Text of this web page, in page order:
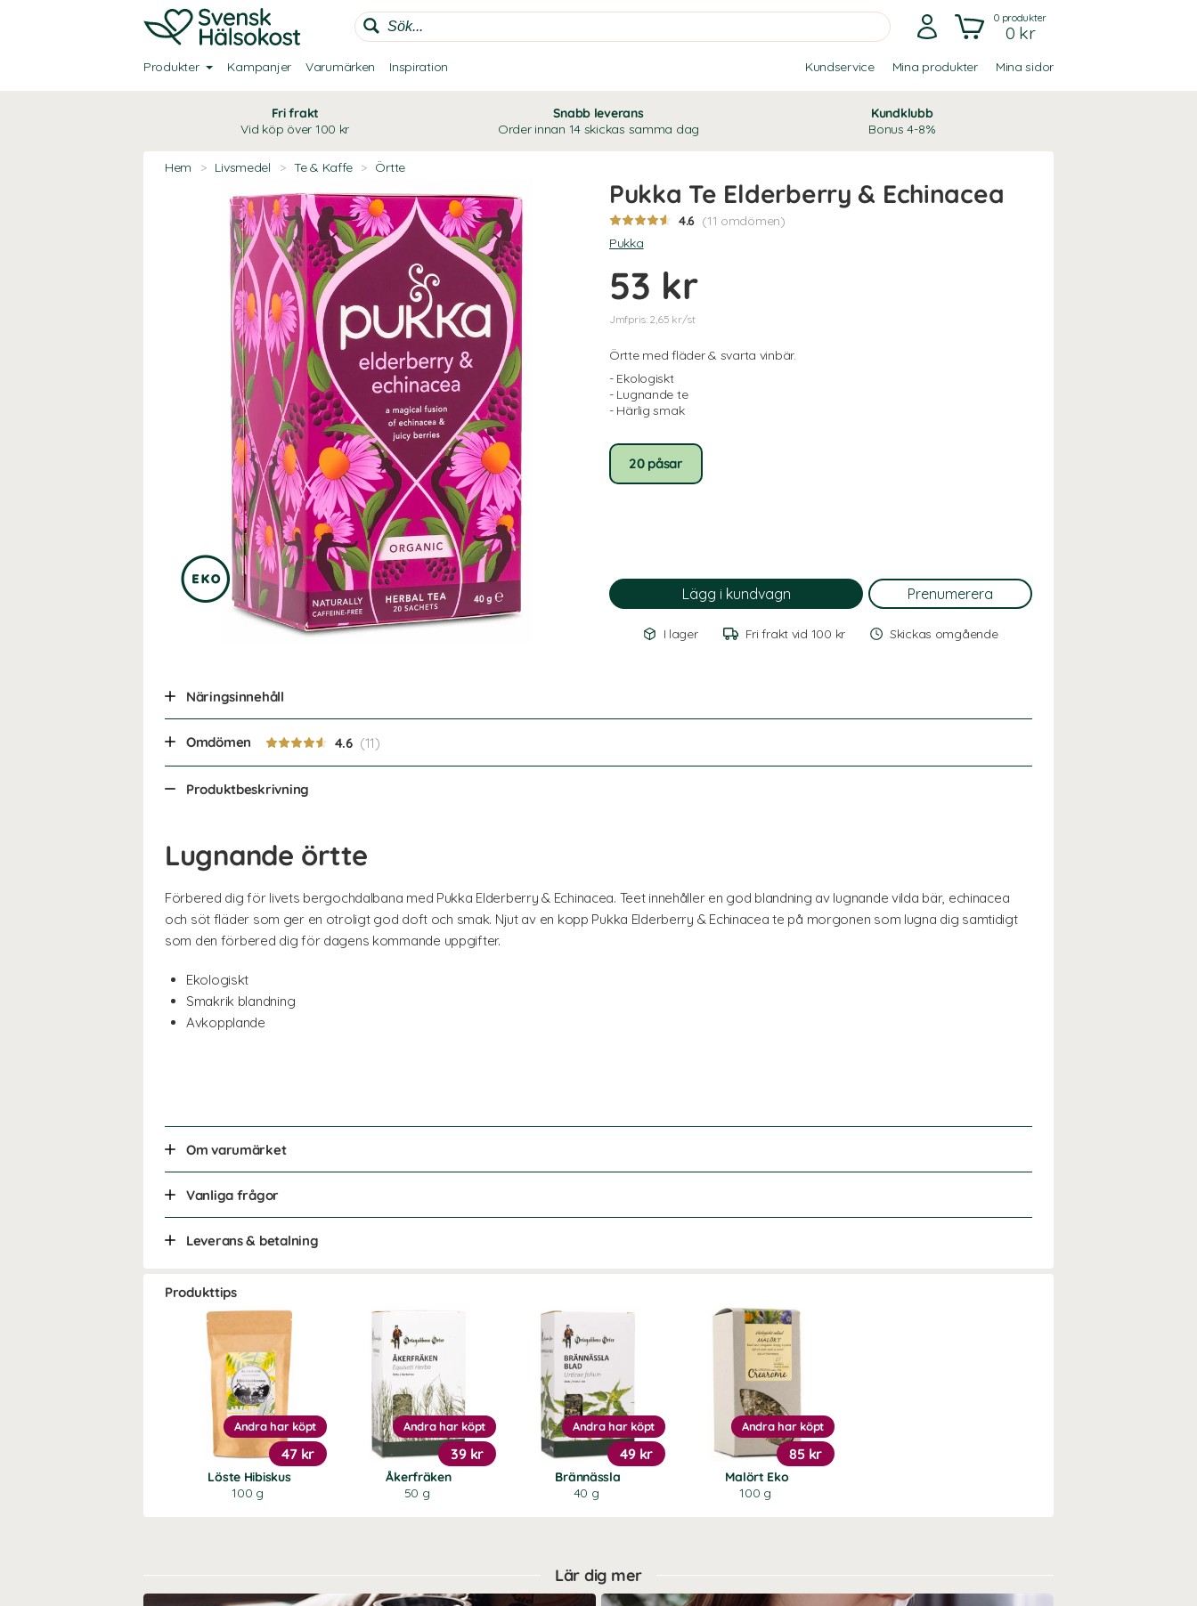
0produkter
0 kr
Produkter Kampanjer Varumärken Inspiration Kundservice Mina produkter Mina sidor
Fri frakt
Vid köp över 100 kr
Snabb leverans
Order innan 14 skickas samma dag
Kundklubb
Bonus 4-8%
Hem > Livsmedel > Te & Kaffe > Örtte
Pukka Te Elderberry & Echinacea
4.6 (11 omdömen)
Pukka
53 kr
Jmfpris: 2,65 kr/st
Örtte med fläder & svarta vinbär.
- Ekologiskt
- Lugnande te
- Härlig smak
20 påsar
I lager Fri frakt vid 100 kr Skickas omgående
Näringsinnehåll
Omdömen 4.6
Produktbeskrivning
Lugnande örtte
Förbered dig för livets bergochdalbana med Pukka Elderberry & Echinacea. Teet innehåller en god blandning av lugnande vilda bär, echinacea
och söt fläder som ger en otroligt god doft och smak. Njut av en kopp Pukka Elderberry & Echinacea te på morgonen som lugna dig samtidigt
som den förbered dig för dagens kommande uppgifter.
Ekologiskt
Smakrik blandning
Avkopplande
Om varumärket
Vanliga frågor
Leverans & betalning
Produkttips
Löste Hibiskus
100 g
Andra har köpt
47 kr
Åkerfräken
50 g
Andra har köpt
39 kr
Brännässla
40 g
Andra har köpt
49 kr
Malört Eko
100 g
Andra har köpt
85 kr
Lär dig mer